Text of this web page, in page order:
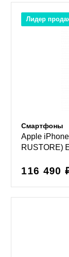
Лидер
Смартфоны
Apple
RUSTORE)
116 490